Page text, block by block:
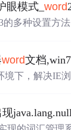
眼模式_word
的多种设置方
提供了全面的
word文档,win7
境下，解决IE
整IE浏览器设
业资格注册时